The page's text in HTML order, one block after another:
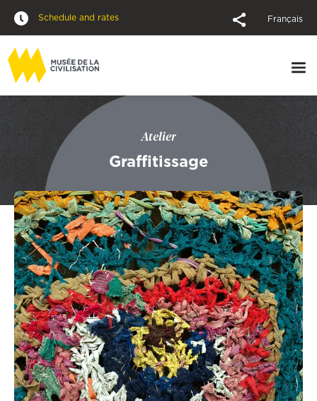
Schedule and rates Français
Atelier
Graffitissage